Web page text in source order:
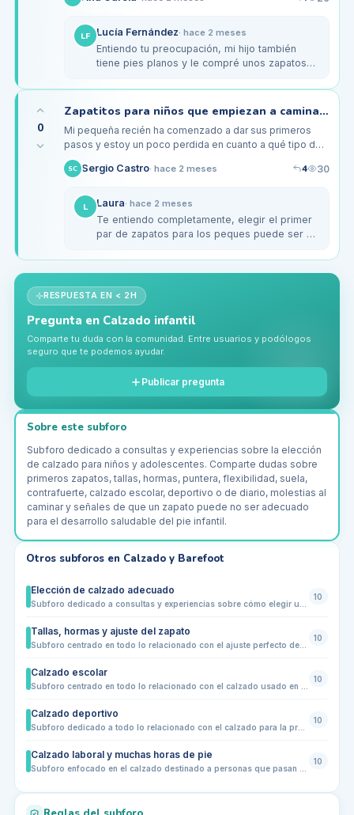
LF Lucía Fernández· hace 2 meses
Entiendo tu preocupación, mi hijo también
tiene pies planos y le compré unos zapatos
y son transpirables. Además,…
0
Zapatitos para niños que empiezan a caminar: ¿cuáles son los mejores?
Mi pequeña recién ha comenzado a dar sus primeros
pasos y estoy un poco perdida en cuanto a qué tipo de
calzado es el más adecuado. He escuchado que los
zapatos deben ser…
SC Sergio Castro· hace 2 meses 4 30
L Laura· hace 2 meses
Te entiendo completamente, elegir el primer
par de zapatos para los peques puede ser un
Geox, que tienen buena…
RESPUESTA EN < 2H
Pregunta en Calzado infantil
Comparte tu duda con la comunidad. Entre usuarios y podólogos
seguro que te podemos ayudar.
Publicar pregunta
Sobre este subforo
Subforo dedicado a consultas y experiencias sobre la elección
de calzado para niños y adolescentes. Comparte dudas sobre
primeros zapatos, tallas, hormas, puntera, flexibilidad, suela,
contrafuerte, calzado escolar, deportivo o de diario, molestias al
caminar y señales de que un zapato puede no ser adecuado
para el desarrollo saludable del pie infantil.
Otros subforos en Calzado y Barefoot
Elección de calzado adecuado
10
Tallas, hormas y ajuste del zapato
Subforo centrado en todo lo relacionado con el ajuste perfecto del calzado. Aquí los usuarios pueden consultar sobre cómo elegir la talla correcta, diferentes tipos de horma, ancho y volumen del pie, problemas frecuentes de ajuste como rozaduras o puntos de presión, y cómo un calzado bien ajustado influye en la comodidad, prevención de lesiones y salud del pie en general.
10
Calzado escolar
10
Calzado deportivo
Subforo dedicado a todo lo relacionado con el calzado para la práctica deportiva: zapatillas de running, trail, gimnasio, fútbol, baloncesto y otros deportes. Se tratarán temas sobre ajuste, comodidad, tipo de suela, absorción de impactos, materiales, prevención de lesiones y elección del calzado adecuado según tipo de pie, disciplina y nivel del deportista. También se pueden compartir experiencias de uso, comparativas entre marcas y recomendaciones generales de mantenimiento y durabilidad.
10
Calzado laboral y muchas horas de pie
10